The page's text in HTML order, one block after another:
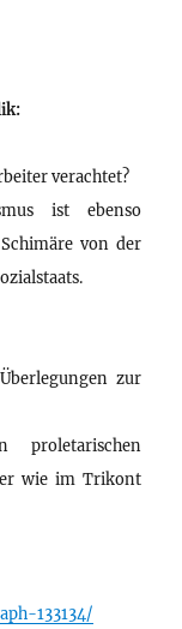
verachtet?
ist ebenso
von der
zur
wie im Trikont
133134/